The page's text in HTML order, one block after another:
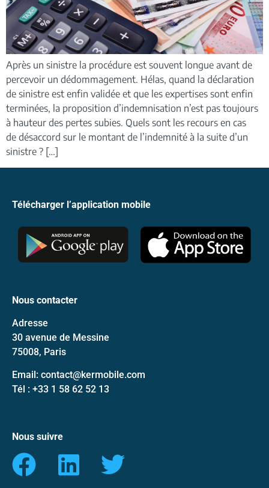
Après un sinistre la procédure est souvent longue avant de
percevoir un dédommagement. Hélas, quand la déclaration
de sinistre est enfin validée et que les expertises sont enfin
terminées, la proposition d’indemnisation n’est pas toujours
à hauteur des pertes subies. Quels sont les recours en cas
de désaccord sur le montant de l’indemnité à la suite d’un
sinistre ? […]
Télécharger l’application mobile
Nous contacter
Adresse
30 avenue de Messine
75008, Paris
Email: contact@kermobile.com
Tél : +33 1 58 62 52 13
Nous suivre